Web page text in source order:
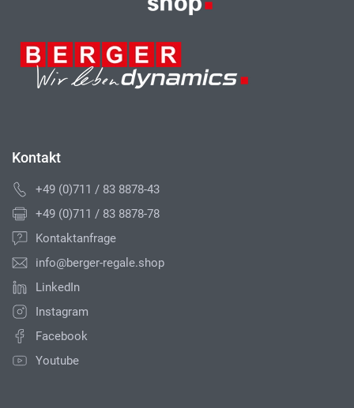
Kontakt
+49 (0)711 / 83 8878-43
+49 (0)711 / 83 8878-78
Kontaktanfrage
info@berger-regale.shop
LinkedIn
Instagram
Facebook
Youtube